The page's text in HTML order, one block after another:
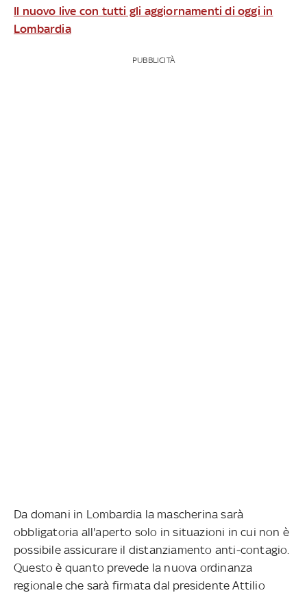
Il nuovo live con tutti gli aggiornamenti di oggi in
Lombardia
PUBBLICITÀ
Da domani in Lombardia la mascherina sarà
obbligatoria all'aperto solo in situazioni in cui non è
possibile assicurare il distanziamento anti-contagio.
Questo è quanto prevede la nuova ordinanza
regionale che sarà firmata dal presidente Attilio